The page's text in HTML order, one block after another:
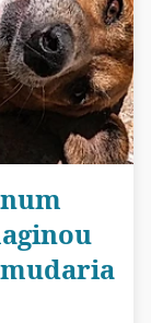
mudaria